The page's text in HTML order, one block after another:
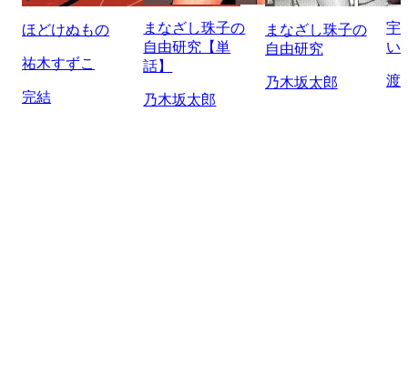
ほどけぬもの
祐木すずこ
完結
まなざし珠子の
自由研究【単
話】
乃木坂太郎
まなざし珠子の
自由研究
乃木坂太郎
宇
い
渡